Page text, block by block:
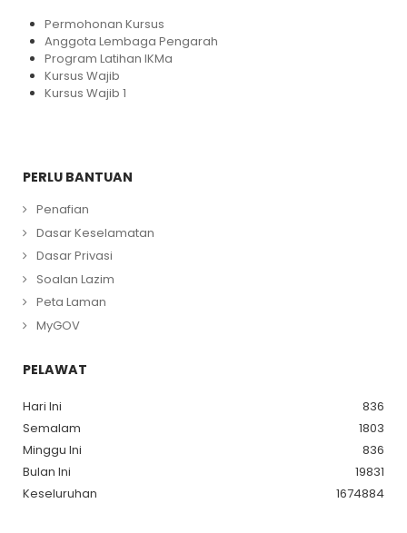
Permohonan Kursus
Anggota Lembaga Pengarah
Program Latihan IKMa
Kursus Wajib
Kursus Wajib 1
PERLU BANTUAN
Penafian
Dasar Keselamatan
Dasar Privasi
Soalan Lazim
Peta Laman
MyGOV
PELAWAT
Hari Ini
836
Semalam
1803
Minggu Ini
836
Bulan Ini
19831
Keseluruhan
1674884